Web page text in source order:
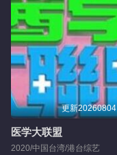
更新20260804
医学大联盟
2020/中国台湾/港台综艺